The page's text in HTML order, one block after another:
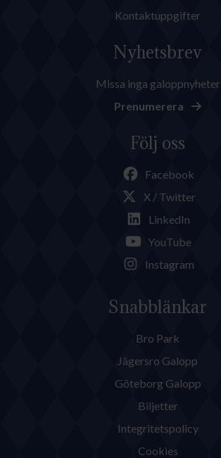
Kontaktuppgifter
Nyhetsbrev
Missa inga galoppnyheter
Prenumerera
Följ oss
Facebook
X / Twitter
LinkedIn
YouTube
Instagram
Snabblänkar
Bro Park
Jägersro Galopp
Göteborg Galopp
Biljetter
Integritetspolicy
Cookies